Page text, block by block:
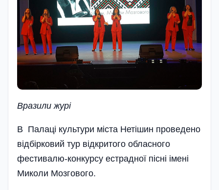
Вразили журi
В Палаці культури міста Нетішин проведено
відбірковий тур відкритого обласного
фестивалю-конкурсу естрадної пісні імені
Миколи Мозгового.